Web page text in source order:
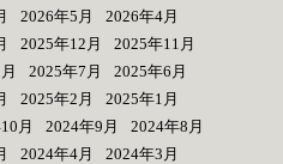
2026年5月
2026年4月
2025年12月
2025年11月
2025年7月
2025年6月
2025年2月
2025年1月
月 2024年9月
2024年8月
2024年4月
2024年3月